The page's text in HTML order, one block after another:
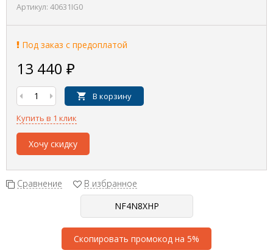
Артикул: 40631IG0
Под заказ с предоплатой
13 440 ₽
В корзину
Купить в 1 клик
Хочу скидку
Сравнение В избранное
Скопировать промокод на 5%